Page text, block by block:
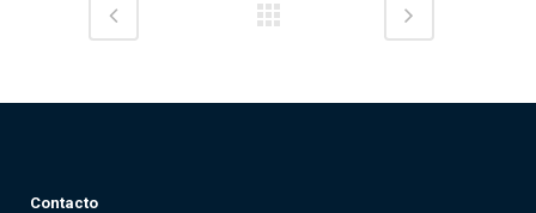
Contacto